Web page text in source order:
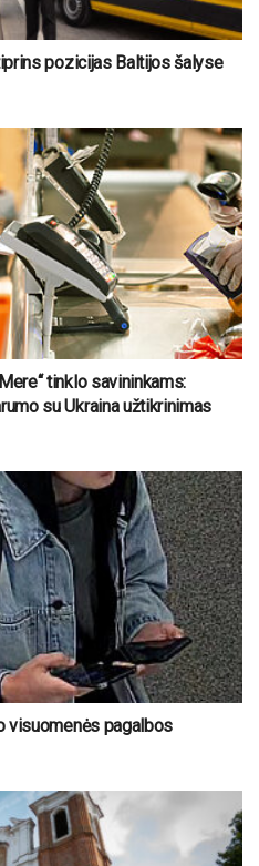
pozicijas Baltijos šalyse
tinklo savininkams:
su Ukraina užtikrinimas
visuomenės pagalbos